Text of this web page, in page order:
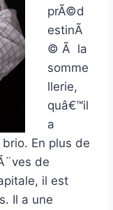
prÃ©d
estinÃ
© Ã la
somme
llerie,
quâ€™il
a
En plus de
de
il est
Il a une